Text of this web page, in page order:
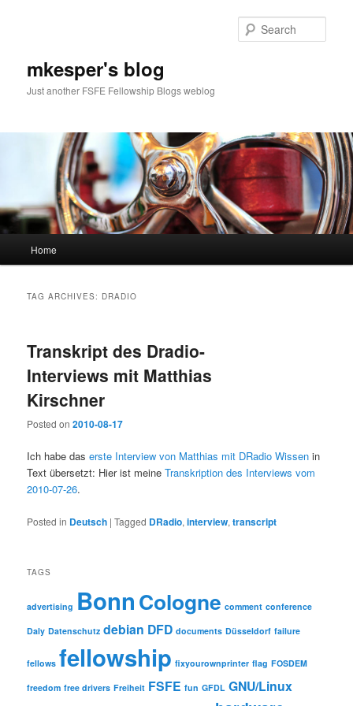
mkesper's blog
Just another FSFE Fellowship Blogs weblog
Skip
content
Skip
content
Home
TAG ARCHIVES: DRADIO
Transkript des Dradio-
Interviews mit Matthias
Kirschner
Posted on2010-08-17
Ich habe daserste Interview von Matthias mit DRadio Wissen in
Text übersetzt: Hier ist meineTranskription des Interviews vom
2010-07-26.
Posted in Deutsch |Tagged DRadio,interview,transcript
TAGS
advertising BonnCologne comment conference
Daly Datenschutz debian DFD documents Düsseldorf failure
fellows fellowship fixyourownprinter flag FOSDEM
freedom free drivers Freiheit FSFE fun GFDL GNU/Linux